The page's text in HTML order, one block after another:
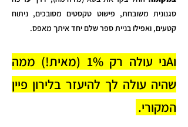
סגנונית משובחת, פישוט טקסטים מסובכים, ניתוח
קטעים, ואפילו בניית ספר שלם יחד איתך מאפס.
וA
ני עולה רק 1% (מאית!) ממה
שהיה עולה לך להיעזר בלירון פיין
המקורי.